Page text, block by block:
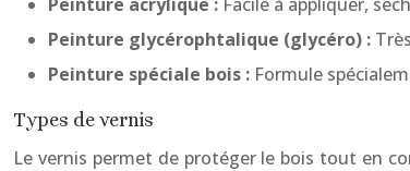
Peinture glycérophtalique (glycéro) :
Peinture spéciale bois : Formule
Types de vernis
Le vernis permet de protéger le bois tout en